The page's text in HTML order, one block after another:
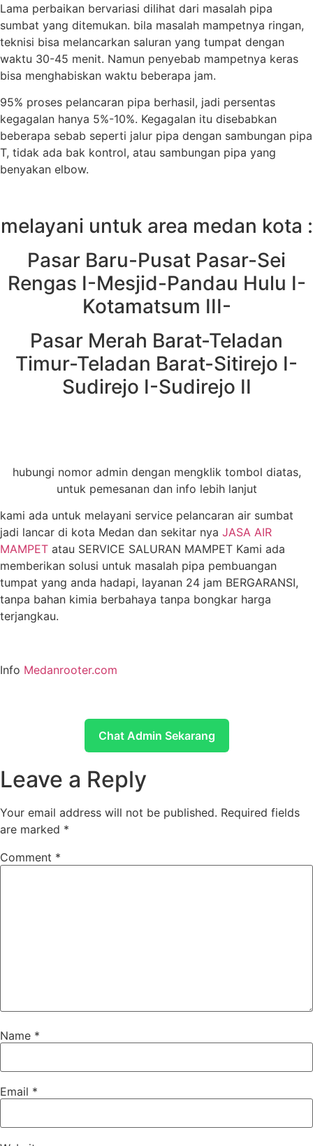
Lama perbaikan bervariasi dilihat dari masalah pipa
sumbat yang ditemukan. bila masalah mampetnya ringan,
teknisi bisa melancarkan saluran yang tumpat dengan
waktu 30-45 menit. Namun penyebab mampetnya keras
bisa menghabiskan waktu beberapa jam.
95% proses pelancaran pipa berhasil, jadi persentas
kegagalan hanya 5%-10%. Kegagalan itu disebabkan
beberapa sebab seperti jalur pipa dengan sambungan pipa
T, tidak ada bak kontrol, atau sambungan pipa yang
benyakan elbow.
melayani untuk area medan kota :
Pasar Baru-Pusat Pasar-Sei
Rengas I-Mesjid-Pandau Hulu I-
Kotamatsum III-
Pasar Merah Barat-Teladan
Timur-Teladan Barat-Sitirejo I-
Sudirejo I-Sudirejo II
hubungi nomor admin dengan mengklik tombol diatas,
untuk pemesanan dan info lebih lanjut
kami ada untuk melayani service pelancaran air sumbat
jadi lancar di kota Medan dan sekitar nya JASA AIR
MAMPET atau SERVICE SALURAN MAMPET Kami ada
memberikan solusi untuk masalah pipa pembuangan
tumpat yang anda hadapi, layanan 24 jam BERGARANSI,
tanpa bahan kimia berbahaya tanpa bongkar harga
terjangkau.
Info Medanrooter.com
Chat Admin Sekarang
Leave a Reply
Your email address will not be published. Required fields
are marked *
Comment *
Name *
Email *